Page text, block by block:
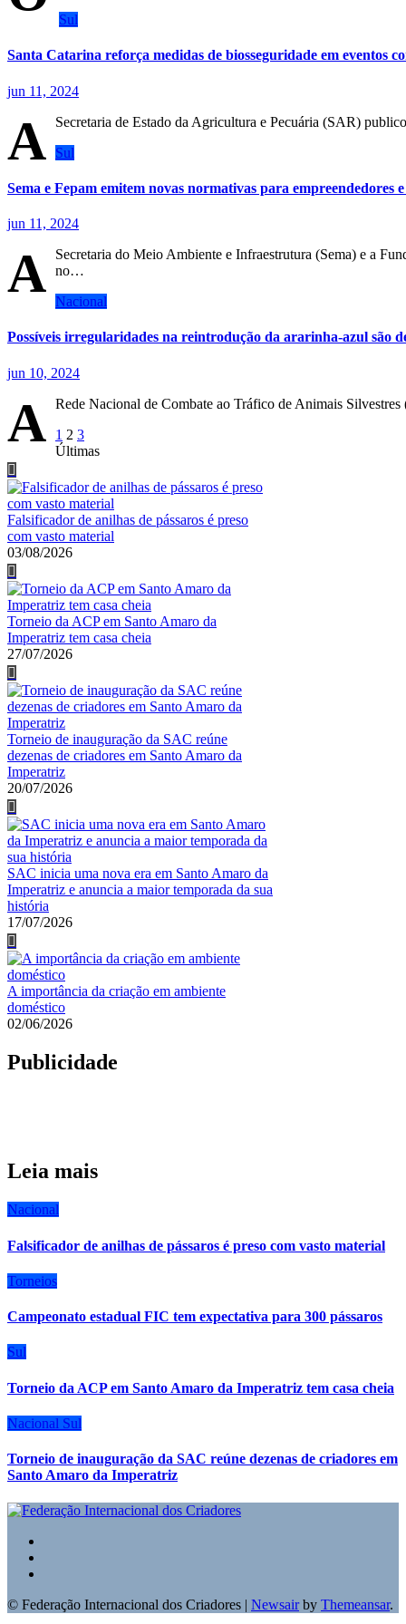
Sul
Santa Catarina reforça medidas de biosseguridade em eventos
jun 11, 2024
A
Secretaria de Estado da Agricultura e Pecuária (SAR)
Sul
Sema e Fepam emitem novas normativas para empreendedores
jun 11, 2024
A
Secretaria do Meio Ambiente e Infraestrutura (Sema) e a
no…
Nacional
Possíveis irregularidades na reintrodução da ararinha-azul são
jun 10, 2024
A Rede Nacional de Combate ao Tráfico de Animais
Paginação
de
posts
1 2 3
Últimas
Falsificador de anilhas de pássaros é preso
com vasto material
03/08/2026
Torneio da ACP em Santo Amaro da
Imperatriz tem casa cheia
27/07/2026
Torneio de inauguração da SAC reúne
dezenas de criadores em Santo Amaro da
Imperatriz
20/07/2026
SAC inicia uma nova era em Santo Amaro da
Imperatriz e anuncia a maior temporada da sua
história
17/07/2026
A importância da criação em ambiente
doméstico
02/06/2026
Publicidade
Leia mais
Nacional
Falsificador de anilhas de pássaros é preso com vasto material
Torneios
Campeonato estadual FIC tem expectativa para 300 pássaros
Sul
Torneio da ACP em Santo Amaro da Imperatriz tem casa cheia
Nacional Sul
Torneio de inauguração da SAC reúne dezenas de criadores em
Santo Amaro da Imperatriz
© Federação Internacional dos Criadores Newsairby Themeansar.